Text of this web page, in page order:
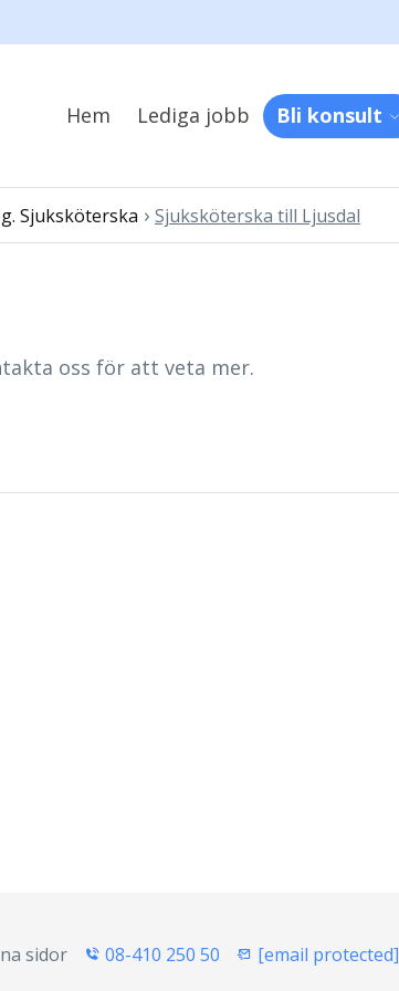
Hem Lediga jobb Bli konsult
Sjuksköterska › Sjuksköterska till Ljusdal
oss för att veta mer.
sidor 08-410 250 50 [email protected]